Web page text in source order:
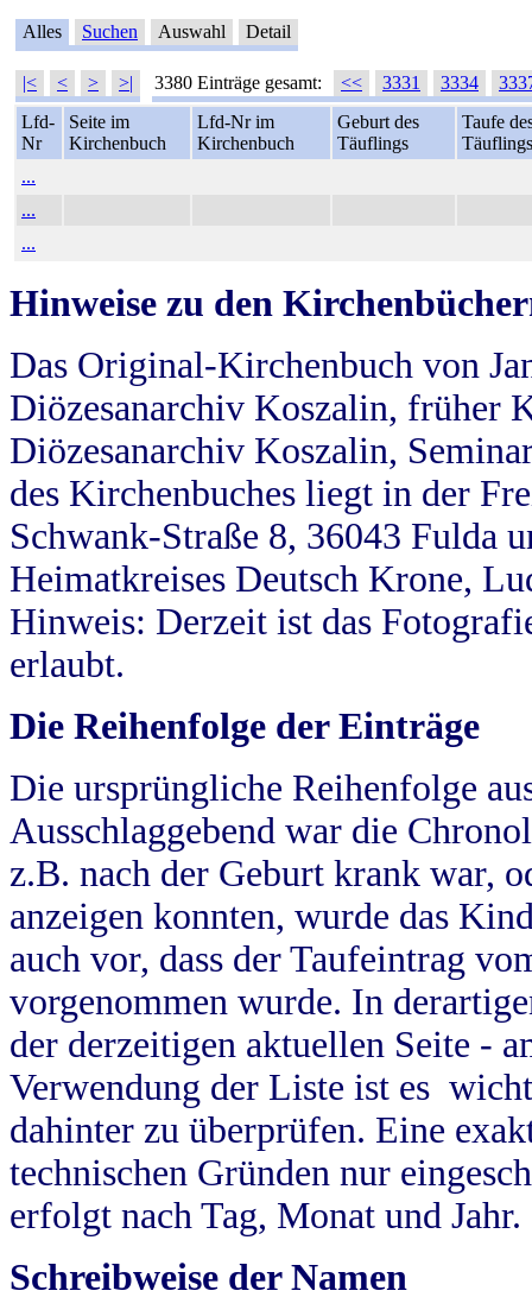
Alles Suchen Auswahl Detail
|< < > >| 3380 Einträge gesamt: << 3331 3334
Lfd-
Nr
Seite im
Kirchenbuch
Lfd-Nr im
Kirchenbuch
Geburt des
Täuflings
Taufe
Täuflings
...
...
...
Hinweise zu den
Das Original-Kirchenbuch von
Diözesanarchiv Koszalin, früher
Diözesanarchiv Koszalin,
des Kirchenbuches liegt in der
Schwank-Straße 8, 36043 Fulda
Heimatkreises Deutsch Krone,
Hinweis: Derzeit ist das
erlaubt.
Die Reihenfolge der Einträge
Die ursprüngliche Reihenfolge
Ausschlaggebend war die
z.B. nach der Geburt krank war,
anzeigen konnten, wurde das
auch vor, dass der Taufeintrag
vorgenommen wurde. In
der derzeitigen aktuellen Seite -
Verwendung der Liste ist es
dahinter zu überprüfen. Eine
technischen Gründen nur
erfolgt nach Tag, Monat und Jahr.
Schreibweise der Namen